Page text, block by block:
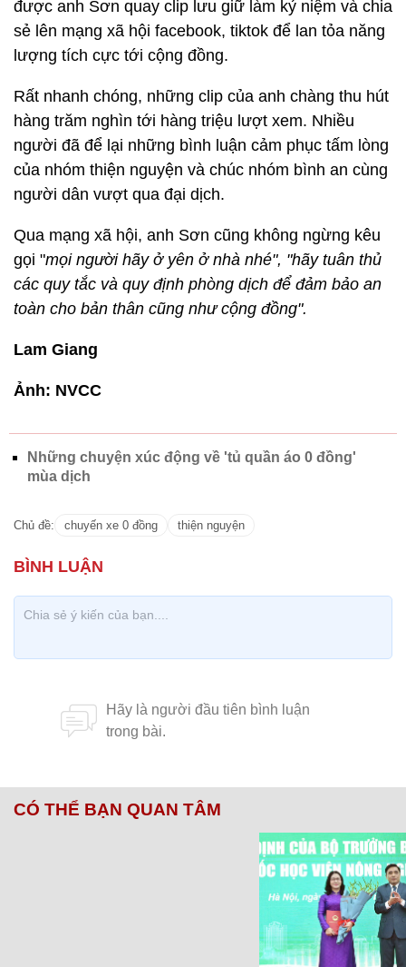
được anh Sơn quay clip lưu giữ làm kỷ niệm và chia
sẻ lên mạng xã hội facebook, tiktok để lan tỏa năng
lượng tích cực tới cộng đồng.
Rất nhanh chóng, những clip của anh chàng thu hút
hàng trăm nghìn tới hàng triệu lượt xem. Nhiều
người đã để lại những bình luận cảm phục tấm lòng
của nhóm thiện nguyện và chúc nhóm bình an cùng
người dân vượt qua đại dịch.
Qua mạng xã hội, anh Sơn cũng không ngừng kêu
gọi "mọi người hãy ở yên ở nhà nhé", "hãy tuân thủ
các quy tắc và quy định phòng dịch để đảm bảo an
toàn cho bản thân cũng như cộng đồng".
Lam Giang
Ảnh: NVCC
Những chuyện xúc động về 'tủ quần áo 0 đồng'
mùa dịch
Chủ đề: chuyến xe 0 đồng thiện nguyện
CÓ THỂ BẠN QUAN TÂM